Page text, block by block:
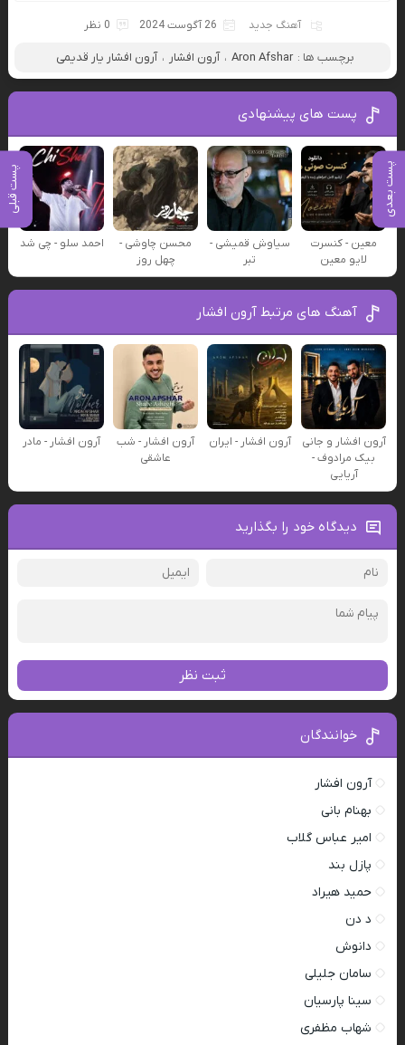
پست بعدی پست قبلی
آهنگ جدید 26 آگوست 2024 0 نظر
برچسب ها : Aron Afshar ، آرون افشار ، آرون افشار یار قدیمی
پست های پیشنهادی
معین - کنسرت
لایو معین
سیاوش قمیشی -
تبر
محسن چاوشی -
چهل روز
احمد سلو - چی شد
آهنگ های مرتبط آرون افشار
آرون افشار و جانی
بیک مرادوف -
آریایی
آرون افشار - ایران
آرون افشار - شب
عاشقی
آرون افشار - مادر
دیدگاه خود را بگذارید
ثبت نظر
خوانندگان
آرون افشار
بهنام بانی
امیر عباس گلاب
پازل بند
حمید هیراد
د دن
دانوش
سامان جلیلی
سینا پارسیان
شهاب مظفری